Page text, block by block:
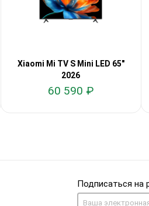
Xiaomi Mi TV S Mini LED 65"
2026
60 590 ₽
Подписаться на